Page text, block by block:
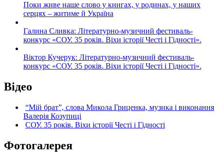
Поки живе наше слово у книгах, у родинах, у наших
серцях – житиме й Україна
Галина Сливка: Літературно-музичний фестиваль-
конкурс «СОУ. 35 років. Віхи історії Честі і Гідності».
Віктор Кучерук: Літературно-музичний фестиваль-
конкурс «СОУ. 35 років. Віхи історії Честі і Гідності».
Відео
“Мій брат”, слова Микола Гриценка, музика і виконання
Валерія Козупиці
СОУ. 35 років. Віхи історії Честі і Гідності
Фотогалерея